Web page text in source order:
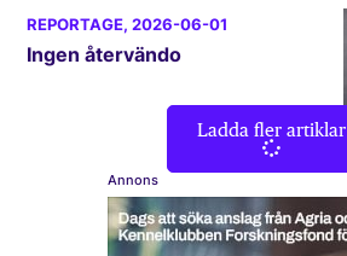
REPORTAGE, 2026-06-01
Ingen återvändo
Ladda fler artiklar
Annons